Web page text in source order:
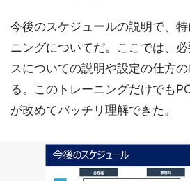
今後のスケジュールの説明で、
ニングについてだ。ここでは、
スについての説明や設定の仕方
る。このトレーニングだけでも
が改めてバッチリ理解できた。